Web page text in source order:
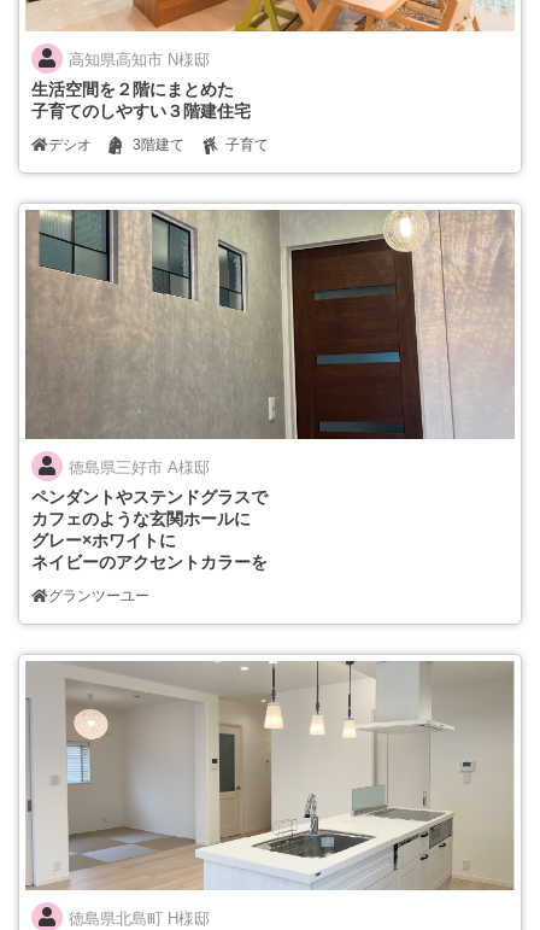
高知県高知市 N様邸
生活空間を２階にまとめた
子育てのしやすい３階建住宅
デシオ 3階建て 子育て
徳島県三好市 A様邸
ペンダントやステンドグラスで
カフェのような玄関ホールに
グレー×ホワイトに
ネイビーのアクセントカラーを
グランツーユー
徳島県北島町 H様邸